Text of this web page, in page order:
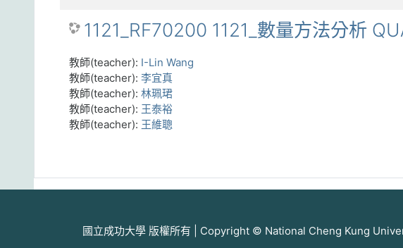
1121_RF70200 1121_數量方法分析
教師(teacher): I-Lin Wang
教師(teacher): 李宜真
教師(teacher): 林珮珺
教師(teacher): 王泰裕
教師(teacher): 王維聰
國立成功大學 版權所有 | Copyright © National Cheng Kung